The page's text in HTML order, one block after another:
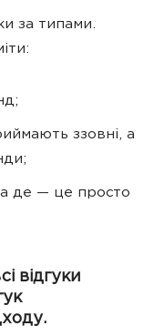
за типами.
ззовні, а
де — це просто
відгуки